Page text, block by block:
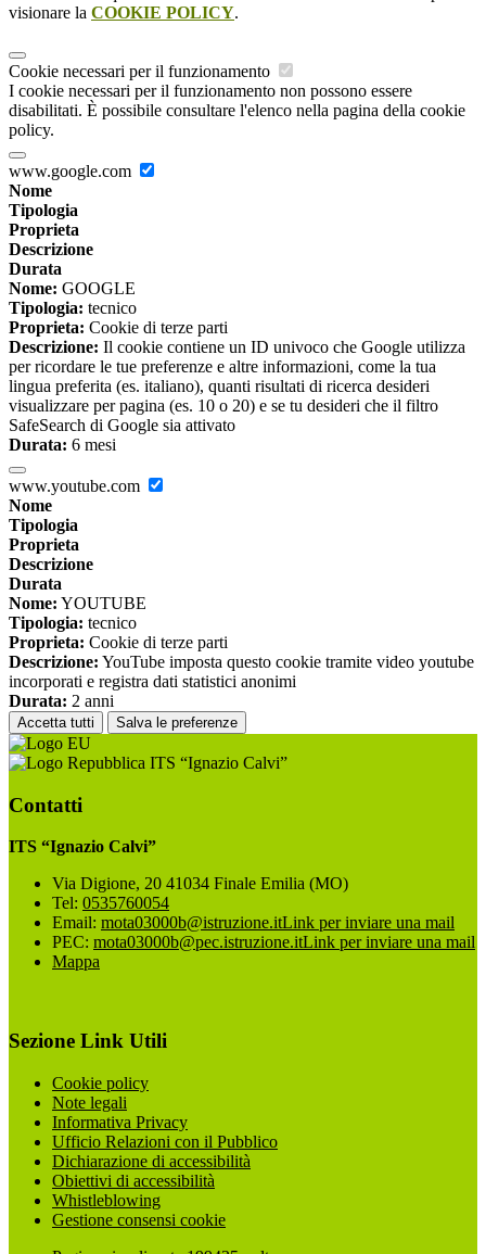
visionare la COOKIE POLICY.
Cookie necessari per il funzionamento
I cookie necessari per il funzionamento non possono essere
disabilitati. È possibile consultare l'elenco nella pagina della cookie
policy.
www.google.com
Nome
Tipologia
Proprieta
Descrizione
Durata
Nome: GOOGLE
Tipologia: tecnico
Proprieta: Cookie di terze parti
Descrizione: Il cookie contiene un ID univoco che Google utilizza
per ricordare le tue preferenze e altre informazioni, come la tua
lingua preferita (es. italiano), quanti risultati di ricerca desideri
visualizzare per pagina (es. 10 o 20) e se tu desideri che il filtro
SafeSearch di Google sia attivato
Durata: 6 mesi
www.youtube.com
Nome
Tipologia
Proprieta
Descrizione
Durata
Nome: YOUTUBE
Tipologia: tecnico
Proprieta: Cookie di terze parti
Descrizione: YouTube imposta questo cookie tramite video youtube
incorporati e registra dati statistici anonimi
Durata: 2 anni
Accetta tutti Salva le preferenze
ITS “Ignazio Calvi”
Contatti
ITS “Ignazio Calvi”
Via Digione, 20 41034 Finale Emilia (MO)
Tel: 0535760054
Email: mota03000b@istruzione.itLink per inviare una mail
PEC: mota03000b@pec.istruzione.itLink per inviare una mail
Mappa
Sezione Link Utili
Cookie policy
Note legali
Informativa Privacy
Ufficio Relazioni con il Pubblico
Dichiarazione di accessibilità
Obiettivi di accessibilità
Whistleblowing
Gestione consensi cookie